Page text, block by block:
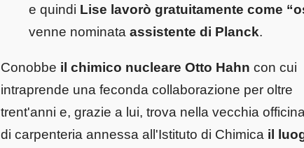
e quindi Lise lavorò gratuitamente come
venne nominata assistente di Planck.
Conobbe il chimico nucleare Otto Hahn con cui
intraprende una feconda collaborazione per oltre
trent'anni e, grazie a lui, trova nella vecchia officina
di carpenteria annessa all'Istituto di Chimica il